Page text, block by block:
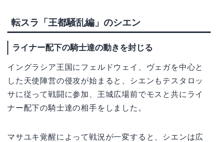
転スラ「王都騒乱編」のシエン
ライナー配下の騎士達の動きを封じる
イングラシア王国にフェルドウェイ、ヴェガを中心と
した天使陣営の侵攻が始まると、シエンもテスタロッ
サに従って戦闘に参加、王城広場前でモスと共にライ
ナー配下の騎士達の相手をしました。
マサユキ覚醒によって戦況が一変すると、シエンは広